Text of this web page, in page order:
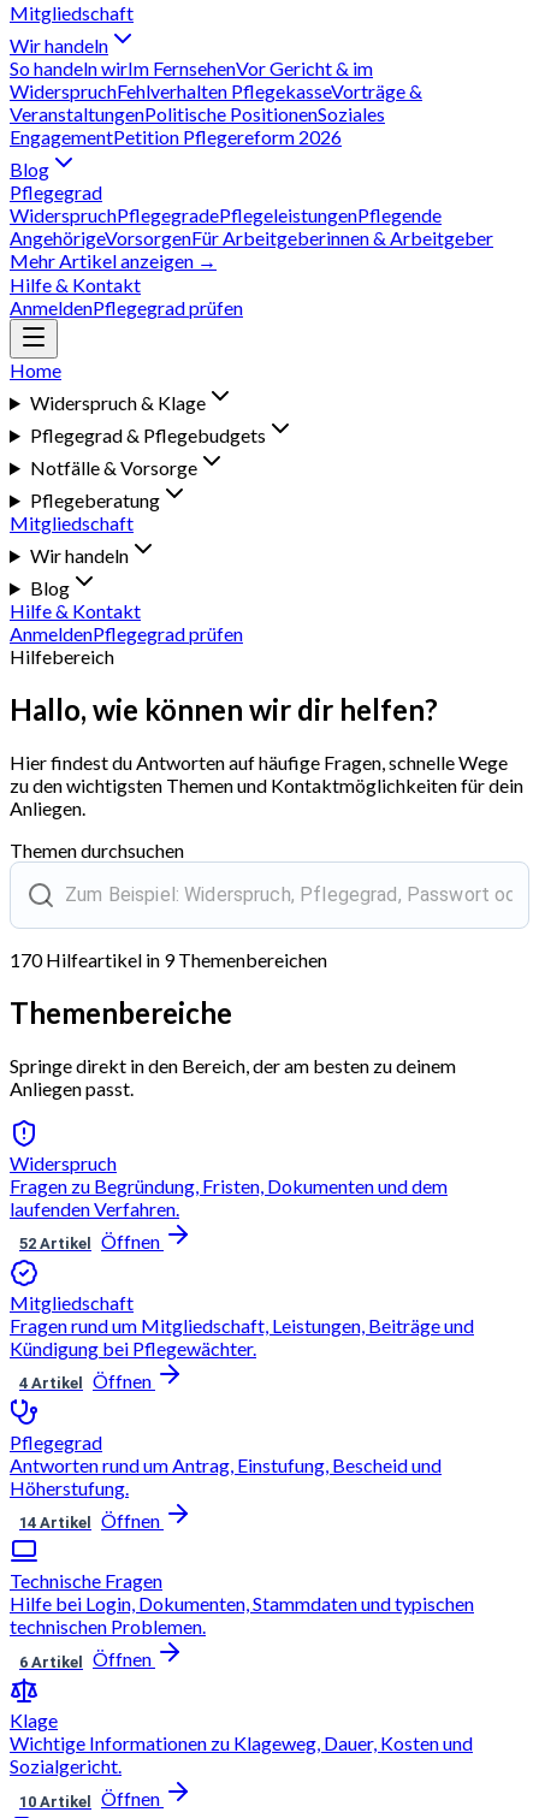
Mitgliedschaft
Wir handeln
So handeln wirIm FernsehenVor Gericht & im
WiderspruchFehlverhalten PflegekasseVorträge &
VeranstaltungenPolitische PositionenSoziales
EngagementPetition Pflegereform 2026
Blog
Pflegegrad
WiderspruchPflegegradePflegeleistungenPflegende
AngehörigeVorsorgenFür Arbeitgeberinnen & Arbeitgeber
Mehr Artikel anzeigen →
Hilfe & Kontakt
AnmeldenPflegegrad prüfen
Home
Widerspruch & Klage
Pflegegrad & Pflegebudgets
Notfälle & Vorsorge
Pflegeberatung
Mitgliedschaft
Wir handeln
Blog
Hilfe & Kontakt
AnmeldenPflegegrad prüfen
Hilfebereich
Hallo, wie können wir dir helfen?
Hier findest du Antworten auf häufige Fragen, schnelle Wege
zu den wichtigsten Themen und Kontaktmöglichkeiten für dein
Anliegen.
Themen durchsuchen
170 Hilfeartikel in 9 Themenbereichen
Themenbereiche
Springe direkt in den Bereich, der am besten zu deinem
Anliegen passt.
Widerspruch
Fragen zu Begründung, Fristen, Dokumenten und dem
laufenden Verfahren.
52 Artikel Öffnen
Mitgliedschaft
Fragen rund um Mitgliedschaft, Leistungen, Beiträge und
Kündigung bei Pflegewächter.
4 Artikel Öffnen
Pflegegrad
Antworten rund um Antrag, Einstufung, Bescheid und
Höherstufung.
14 Artikel Öffnen
Technische Fragen
Hilfe bei Login, Dokumenten, Stammdaten und typischen
technischen Problemen.
6 Artikel Öffnen
Klage
Wichtige Informationen zu Klageweg, Dauer, Kosten und
Sozialgericht.
10 Artikel Öffnen